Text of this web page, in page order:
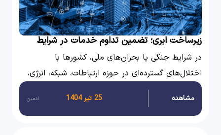
زیرساخت ابری؛ تضمین تداوم خدمات در شرایط
جنگی
در شرایط جنگی یا بحران‌های ملی، کشورها با
اختلال‌های گسترده‌ای در حوزه ارتباطات، شبکه، انرژی،
حمل‌ونقل و امنیت سایبری مواجه می‌شوند.
مشاهده 25 تیر 1404 ادمین